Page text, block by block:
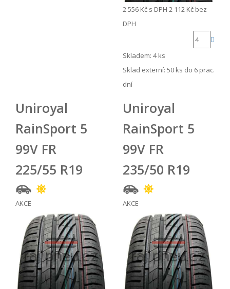
2 556 Kč s DPH 2 112 Kč bez
DPH
Skladem: 4 ks
Sklad externí: 50 ks do 6 prac.
dní
Uniroyal
RainSport 5
99V FR
225/55 R19
AKCE
Uniroyal
RainSport 5
99V FR
235/50 R19
AKCE